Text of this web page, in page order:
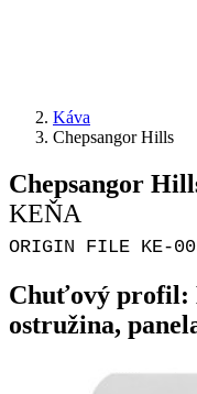
Káva
Chepsangor Hills
Chepsangor
KEŇA
ORIGIN FILE KE-
Chuťový profil:
ostružina,